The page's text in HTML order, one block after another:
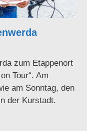
zum Etappenort
Tour“. Am
am Sonntag, den
der Kurstadt.